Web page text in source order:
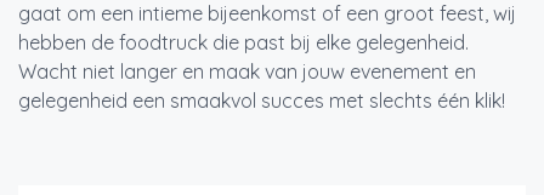
gaat om een intieme bijeenkomst of een groot feest, wij
hebben de foodtruck die past bij elke gelegenheid.
Wacht niet langer en maak van jouw evenement en
gelegenheid een smaakvol succes met slechts één klik!